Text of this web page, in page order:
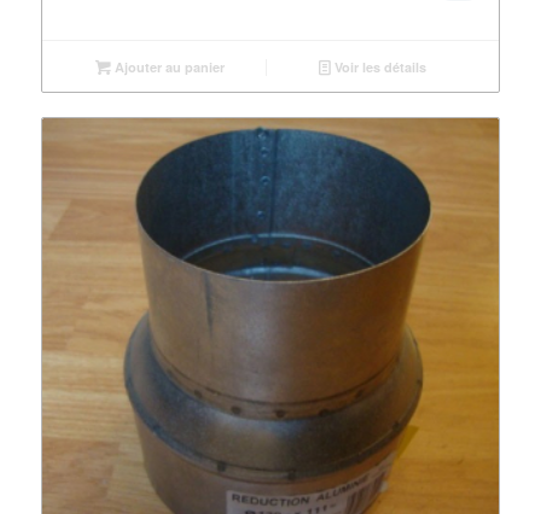
Ajouter au panier Voir les détails